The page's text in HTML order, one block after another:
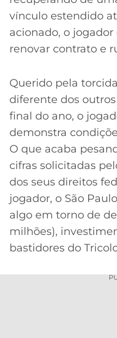
vínculo estendido
acionado, o jogador
renovar contrato e
Querido pela
diferente dos
final do ano, o
demonstra
O que acaba
cifras solicitadas
dos seus direitos
jogador, o São
algo em torno de
milhões),
bastidores do